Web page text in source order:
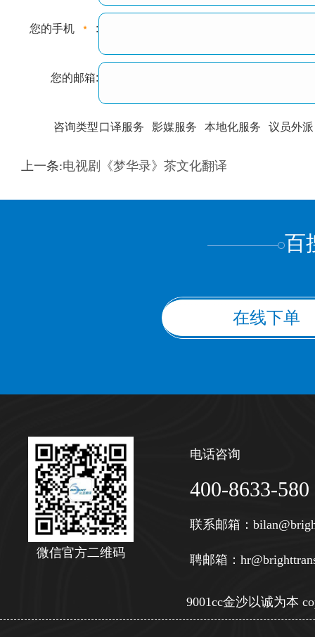
您的手机 :
您的邮箱:
咨询类型口译服务 影媒服务 本地化服务 议员外派
训翻译 标准级 专业级 出版级
上一条:电视剧《梦华录》茶文化翻译
百
在线下单
微信官方二维码
电话咨询
400-8633-580
联系邮箱：
聘邮箱：
9001cc金沙以诚为本